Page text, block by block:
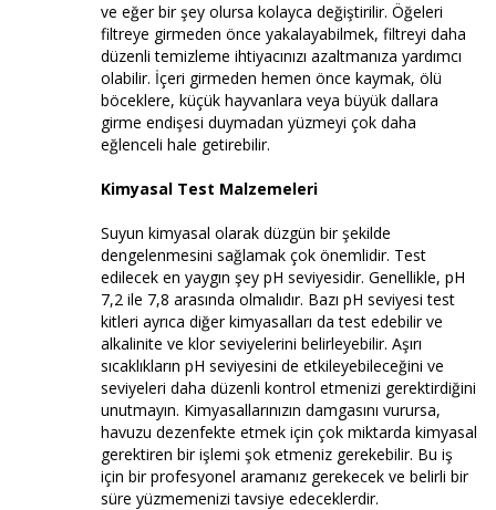
ve eğer bir şey olursa kolayca değiştirilir. Öğeleri
filtreye girmeden önce yakalayabilmek, filtreyi daha
düzenli temizleme ihtiyacınızı azaltmanıza yardımcı
olabilir. İçeri girmeden hemen önce kaymak, ölü
böceklere, küçük hayvanlara veya büyük dallara
girme endişesi duymadan yüzmeyi çok daha
eğlenceli hale getirebilir.
Kimyasal Test Malzemeleri
Suyun kimyasal olarak düzgün bir şekilde
dengelenmesini sağlamak çok önemlidir. Test
edilecek en yaygın şey pH seviyesidir. Genellikle, pH
7,2 ile 7,8 arasında olmalıdır. Bazı pH seviyesi test
kitleri ayrıca diğer kimyasalları da test edebilir ve
alkalinite ve klor seviyelerini belirleyebilir. Aşırı
sıcaklıkların pH seviyesini de etkileyebileceğini ve
seviyeleri daha düzenli kontrol etmenizi gerektirdiğini
unutmayın. Kimyasallarınızın damgasını vurursa,
havuzu dezenfekte etmek için çok miktarda kimyasal
gerektiren bir işlemi şok etmeniz gerekebilir. Bu iş
için bir profesyonel aramanız gerekecek ve belirli bir
süre yüzmemenizi tavsiye edeceklerdir.